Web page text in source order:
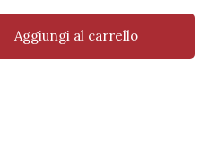
Aggiungi al carrello